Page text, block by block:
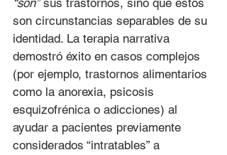
“son” sus trastornos, sino que estos
son circunstancias separables de su
identidad. La terapia narrativa
demostró éxito en casos complejos
(por ejemplo, trastornos alimentarios
como la anorexia, psicosis
esquizofrénica o adicciones) al
ayudar a pacientes previamente
considerados “intratables” a